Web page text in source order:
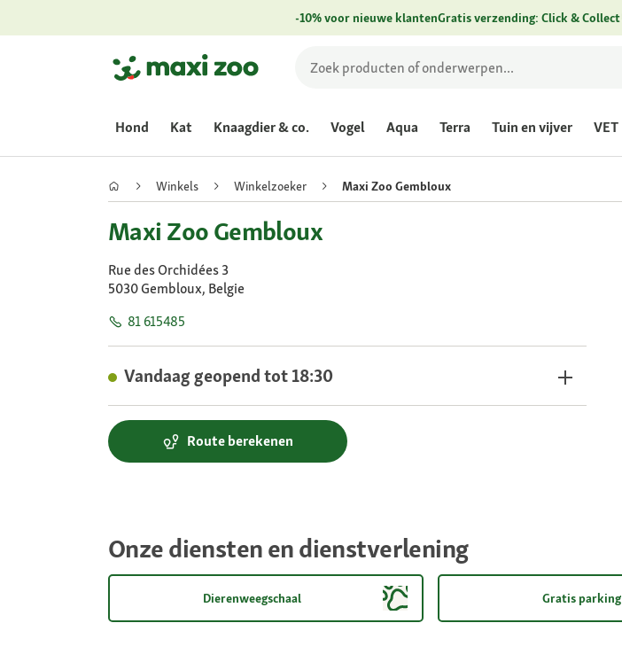
-10% voor nieuwe klantenGratis verzending: Click & Collect
Hond Kat Knaagdier & co. Vogel Aqua Terra Tuin en vijver VET
Winkels Winkelzoeker Maxi Zoo Gembloux
Maxi Zoo Gembloux
Rue des Orchidées 3
5030 Gembloux, Belgie
81 615485
Vandaag geopend tot 18:30
Route berekenen
Onze diensten en dienstverlening
Dierenweegschaal Gratis parking